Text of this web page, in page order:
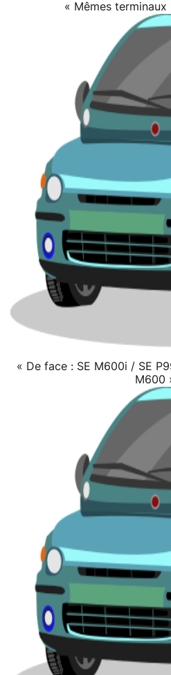
« Mêmes
« De face : SE M600i / SE
M600